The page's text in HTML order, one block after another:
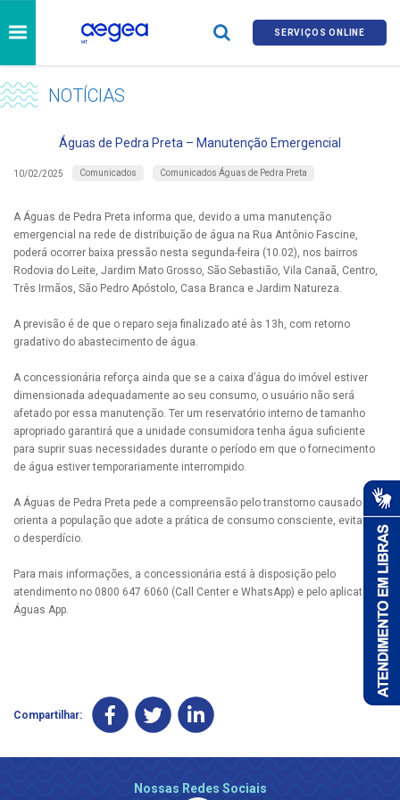
SERVIÇOS ONLINE
NOTÍCIAS
Águas de Pedra Preta – Manutenção Emergencial
10/02/2025 Comunicados Comunicados Águas de Pedra Preta
A Águas de Pedra Preta informa que, devido a uma manutenção
emergencial na rede de distribuição de água na Rua Antônio Fascine,
poderá ocorrer baixa pressão nesta segunda-feira (10.02), nos bairros
Rodovia do Leite, Jardim Mato Grosso, São Sebastião, Vila Canaã, Centro,
Três Irmãos, São Pedro Apóstolo, Casa Branca e Jardim Natureza.
A previsão é de que o reparo seja finalizado até às 13h, com retorno
gradativo do abastecimento de água.
A concessionária reforça ainda que se a caixa d’água do imóvel estiver
dimensionada adequadamente ao seu consumo, o usuário não será
afetado por essa manutenção. Ter um reservatório interno de tamanho
apropriado garantirá que a unidade consumidora tenha água suficiente
para suprir suas necessidades durante o período em que o fornecimento
de água estiver temporariamente interrompido.
A Águas de Pedra Preta pede a compreensão pelo transtorno causado e
orienta a população que adote a prática de consumo consciente, evitando
o desperdício.
Para mais informações, a concessionária está à disposição pelo
atendimento no 0800 647 6060 (Call Center e WhatsApp) e pelo aplicativo
Águas App.
Compartilhar:
Nossas Redes Sociais